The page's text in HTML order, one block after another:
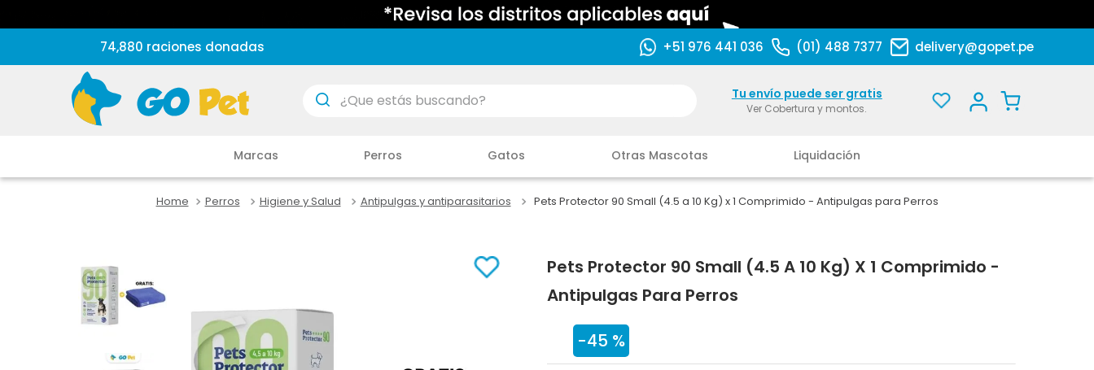
74,880 raciones donadas +51 976 441 036 (01) 488 7377 delivery@gopet.pe
¿Que estás buscando? Tu envío puede ser gratis
Ver Cobertura y montos.
Marcas Perros Gatos Otras Mascotas Liquidación
Perros Higiene y Salud Antipulgas y antiparasitarios Pets Protector 90 Small (4.5 a 10 Kg) x 1 Comprimido - Antipulgas para Perros
Pets Protector 90 Small (4.5 A 10 Kg) X 1 Comprimido -
Antipulgas Para Perros
-45 %